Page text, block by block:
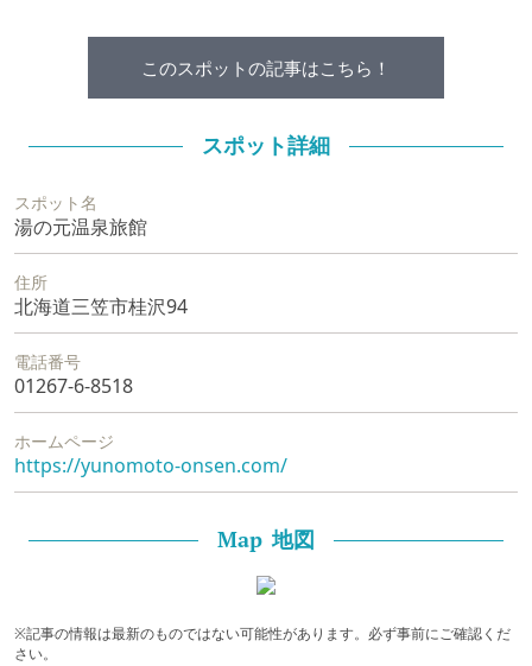
このスポットの記事はこちら！
スポット詳細
スポット名
湯の元温泉旅館
住所
北海道三笠市桂沢94
電話番号
01267-6-8518
ホームページ
https://yunomoto-onsen.com/
Map 地図
※記事の情報は最新のものではない可能性があります。必ず事前にご確認くだ
さい。